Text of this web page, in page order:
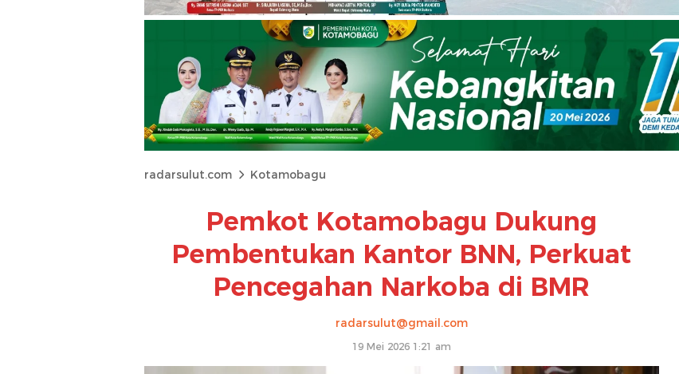
radarsulut.com Kotamobagu
Pemkot Kotamobagu Dukung
Pembentukan Kantor BNN, Perkuat
Pencegahan Narkoba di BMR
radarsulut@gmail.com
19 Mei 2026 1:21 am